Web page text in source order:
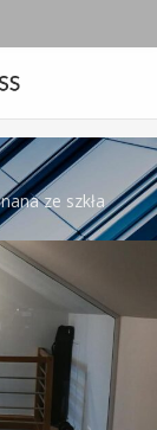
ze szkła